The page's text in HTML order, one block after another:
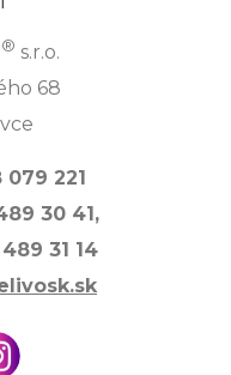
® s.r.o.
68
079 221
30 41,
31 14